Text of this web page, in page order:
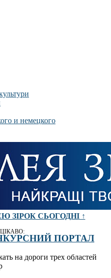
и немецкого
ЗІРОК СЬОГОДНІ ↑
ПОРТАЛ
на дороги трех областей